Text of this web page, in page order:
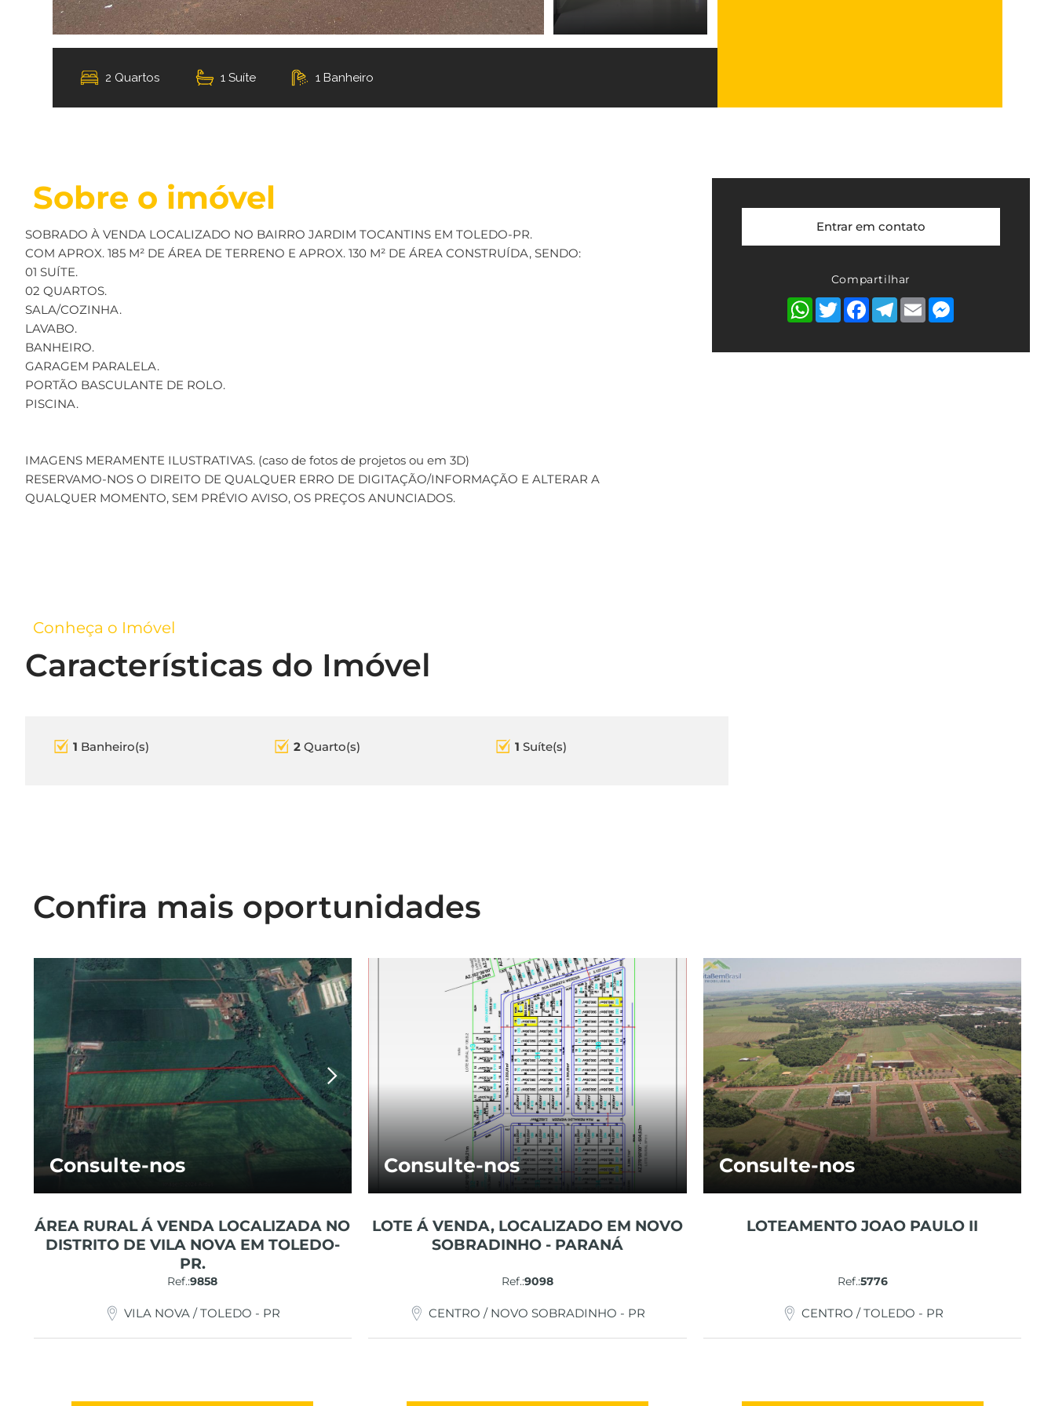
2 Quartos 1 Suíte 1 Banheiro
Sobre o imóvel
SOBRADO À VENDA LOCALIZADO NO BAIRRO JARDIM TOCANTINS EM TOLEDO-PR.
COM APROX. 185 M² DE ÁREA DE TERRENO E APROX. 130 M² DE ÁREA CONSTRUÍDA, SENDO:
01 SUÍTE.
02 QUARTOS.
SALA/COZINHA.
LAVABO.
BANHEIRO.
GARAGEM PARALELA.
PORTÃO BASCULANTE DE ROLO.
PISCINA.
IMAGENS MERAMENTE ILUSTRATIVAS. (caso de fotos de projetos ou em 3D)
RESERVAMO-NOS O DIREITO DE QUALQUER ERRO DE DIGITAÇÃO/INFORMAÇÃO E ALTERAR A
QUALQUER MOMENTO, SEM PRÉVIO AVISO, OS PREÇOS ANUNCIADOS.
Entrar em contato
Compartilhar
WhatsApp
TwitterFacebook
Telegram
Email
Conheça o Imóvel
Características do Imóvel
1 Banheiro(s) 2 Quarto(s) 1 Suíte(s)
Confira mais oportunidades
Consulte-nos
ÁREA RURAL Á VENDA LOCALIZADA NO
DISTRITO DE VILA NOVA EM TOLEDO-
PR.
Ref.:9858
VILA NOVA / TOLEDO - PR
Consulte-nos
LOTE Á VENDA, LOCALIZADO EM NOVO
SOBRADINHO - PARANÁ
Ref.:9098
CENTRO / NOVO SOBRADINHO - PR
Consulte-nos
LOTEAMENTO JOAO PAULO II
Ref.:5776
CENTRO / TOLEDO - PR